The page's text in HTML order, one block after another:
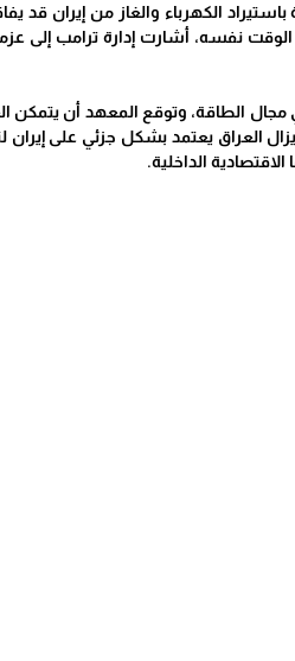
الكهرباء والغاز من إيران قد
في 7 مارس 2025، بعد مرور 120 يومًا على سريانها. في الوقت نفسه، أشارت
الطاقة، وتوقع المعهد أن يتمكن
75% من إجمالي الطلب. ورغم ذلك، لا يزال العراق يعتمد بشكل